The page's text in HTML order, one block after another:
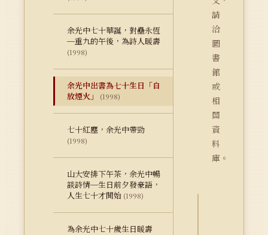
余光中七十華誕，對壘永恆
─重九的午後，為詩人暖壽
(1998)
余光中出書為七十生日「自
放煙火」
(1998)
七十紅塵，余光中帶勁
(1998)
山大安排下午茶，余光中暢
談詩情─生日前夕發豪語，
人生七十才開始 (1998)
為余光中七十歲生日暖壽
請
洽
圖
書
館
或
相
關
資
料
庫。